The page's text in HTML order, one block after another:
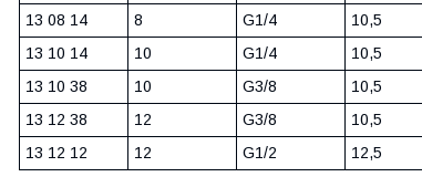
13 08 14
8 G1/4 10,5
13 10 14
10 G1/4 10,5
13 10 38
10 G3/8 10,5
13 12 38
12 G3/8 10,5
13 12 12
12 G1/2 12,5